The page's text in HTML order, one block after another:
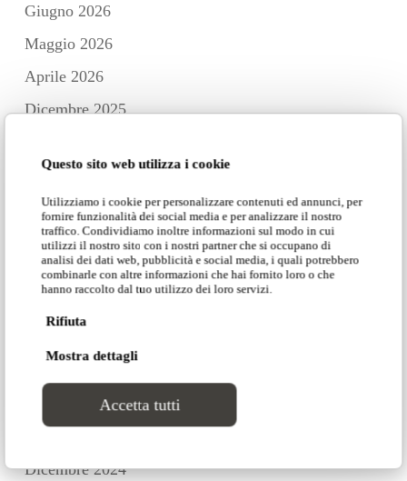
Questo sito web utilizza i cookie
Utilizziamo i cookie per personalizzare contenuti ed annunci, per
fornire funzionalità dei social media e per analizzare il nostro
traffico. Condividiamo inoltre informazioni sul modo in cui
utilizzi il nostro sito con i nostri partner che si occupano di
analisi dei dati web, pubblicità e social media, i quali potrebbero
combinarle con altre informazioni che hai fornito loro o che
hanno raccolto dal tuo utilizzo dei loro servizi.
Rifiuta
Mostra dettagli
Accetta tutti
Giugno 2026
Maggio 2026
Aprile 2026
Dicembre 2025
Ottobre 2025
Settembre 2025
Luglio 2025
Giugno 2025
Febbraio 2025
Dicembre 2024